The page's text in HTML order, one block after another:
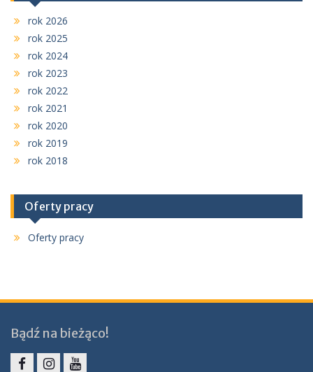
rok 2026
rok 2025
rok 2024
rok 2023
rok 2022
rok 2021
rok 2020
rok 2019
rok 2018
Oferty pracy
Oferty pracy
Bądź na bieżąco!